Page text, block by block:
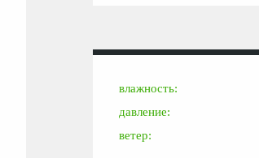
влажность:
давление:
ветер: